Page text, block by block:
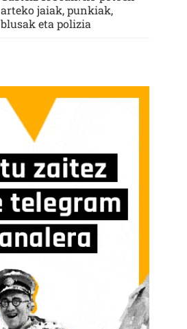
arteko jaiak, punkiak,
blusak eta polizia